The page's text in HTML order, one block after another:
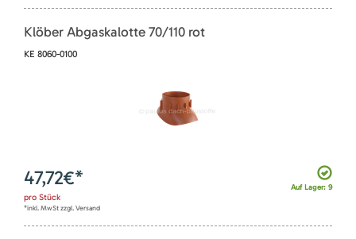
Klöber Abgaskalotte 70/110 rot
KE 8060-0100
Auf Lager: 9
47,72€*
pro Stück
*inkl. MwSt zzgl. Versand